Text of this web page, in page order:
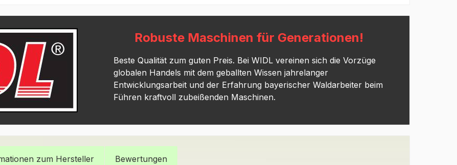
Robuste Maschinen für Generationen!
Beste Qualität zum guten Preis. Bei WIDL vereinen sich die Vorzüge
globalen Handels mit dem geballten Wissen jahrelanger
Entwicklungsarbeit und der Erfahrung bayerischer Waldarbeiter beim
Führen kraftvoll zubeißenden Maschinen.
zum Hersteller Bewertungen